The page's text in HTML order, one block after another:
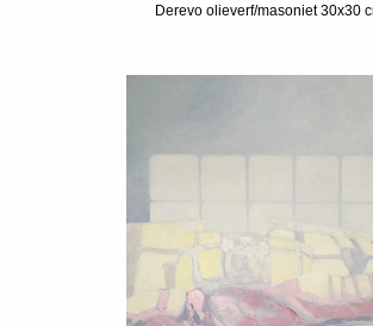
Derevo olieverf/masoniet 30x30